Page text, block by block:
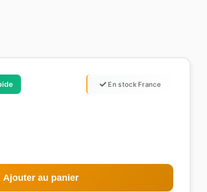
En stock France
Ajouter au panier